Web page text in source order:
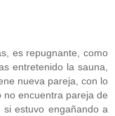
es repugnante, como
entretenido la sauna,
nueva pareja, con lo
encuentra pareja de
estuvo engañando a